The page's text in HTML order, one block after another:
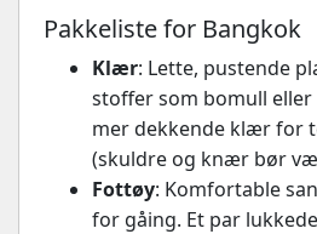
Pakkeliste for Bangkok
Klær: Lette, pustende
stoffer som bomull eller
mer dekkende klær for
(skuldre og knær bør
Fottøy: Komfortable
for gåing. Et par